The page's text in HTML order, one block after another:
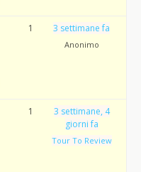
1 3 settimane fa
Anonimo
1
3 settimane, 4
giorni fa
Tour To Review